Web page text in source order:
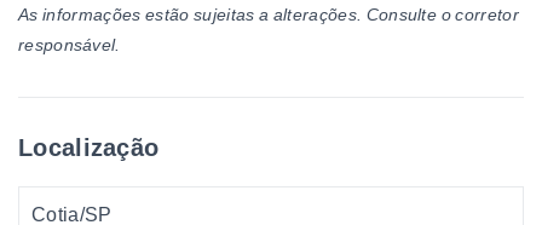
As informações estão sujeitas a alterações. Consulte o corretor
responsável.
Localização
Cotia/SP